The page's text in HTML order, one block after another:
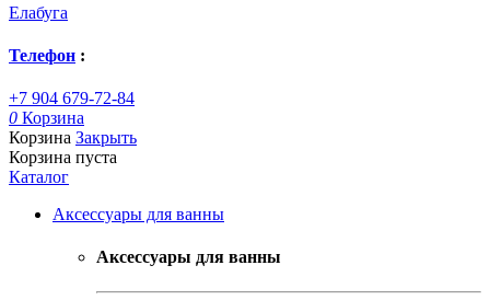
Елабуга
Телефон :
+7 904 679-72-84
0 Корзина
Корзина Закрыть
Корзина пуста
Каталог
Аксессуары для ванны
Аксессуары для ванны